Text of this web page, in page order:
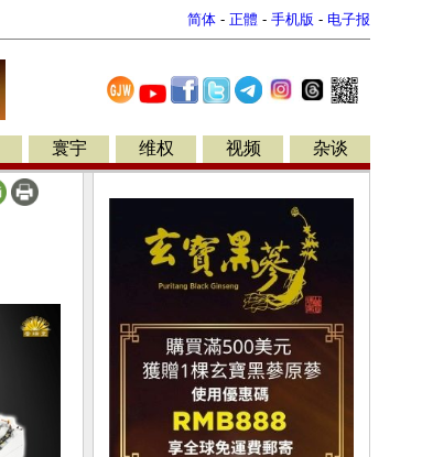
简体 - 正體 - 手机版 - 电子报
寰宇 维权 视频 杂谈